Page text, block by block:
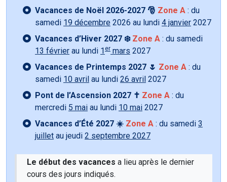
Vacances de Noël 2026-2027 🎅 Zone A : du
samedi 19 décembre 2026 au lundi 4 janvier 2027
Vacances d’Hiver 2027 ❄️ Zone A : du samedi
13 février au lundi 1 er mars 2027
Vacances de Printemps 2027 🌷 Zone A : du
samedi 10 avril au lundi 26 avril 2027
Pont de l’Ascension 2027 ✝️ Zone A : du
mercredi 5 mai au lundi 10 mai 2027
Vacances d’Été 2027 ☀️ Zone A : du samedi 3
juillet au jeudi 2 septembre 2027
Le début des vacances a lieu après le dernier
cours des jours indiqués.